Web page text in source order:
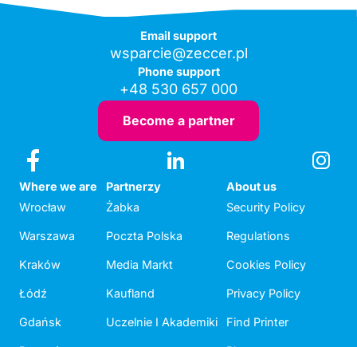
Email support
wsparcie@zeccer.pl
Phone support
+48 530 657 000
Become a partner
Where we are
Wrocław
Warszawa
Kraków
Łódź
Gdańsk
Partnerzy
Żabka
Poczta Polska
Media Markt
Kaufland
Uczelnie I Akademiki
About us
Security Policy
Regulations
Cookies Policy
Privacy Policy
Find Printer